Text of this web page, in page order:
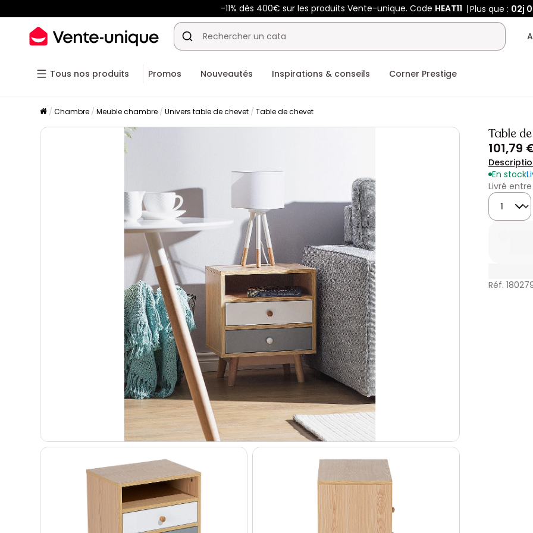
-11% dès 400€ sur les produits Vente-unique. Code HEAT11 Plus que : 02j
Tous nos produits Promos Nouveautés Inspirations & conseils Corner Prestige
Chambre Meuble chambre Univers table de chevet Table de chevet
Table
101,79
En stock
Livré
Quantité
Réf.